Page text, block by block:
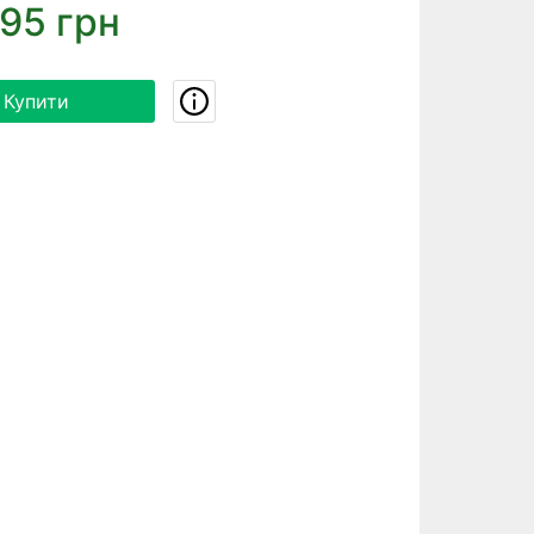
грн
Купити